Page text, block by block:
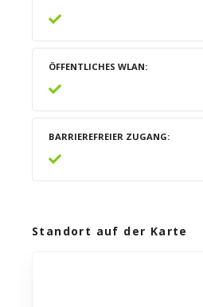
ÖFFENTLICHES WLAN
BARRIEREFREIER ZUGANG
Standort auf der Karte